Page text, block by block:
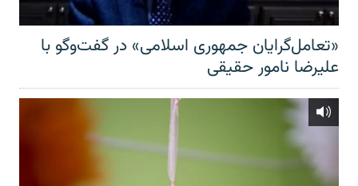
«تعامل‌گرایان جمهوری اسلامی» در گفت‌وگو با
علیرضا نامور حقیقی